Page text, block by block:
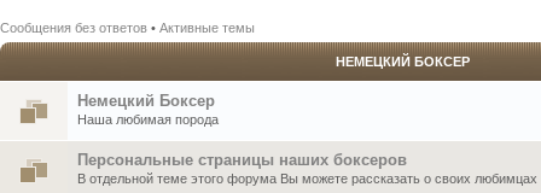
Сообщения без ответов • Активные темы
НЕМЕЦКИЙ БОКСЕР
Немецкий Боксер
Наша любимая порода
Персональные страницы наших боксеров
В отдельной теме этого форума Вы можете рассказать о своих любимцах